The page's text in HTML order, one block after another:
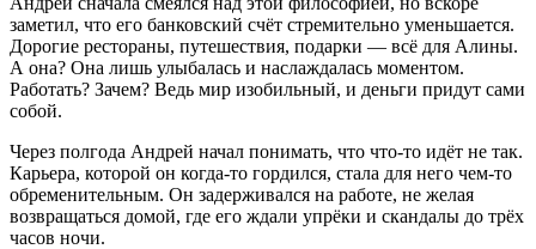
заметил, что его банковский счёт стремительно уменьшается.
Дорогие рестораны, путешествия, подарки — всё для Алины.
А она? Она лишь улыбалась и наслаждалась моментом.
Работать? Зачем? Ведь мир изобильный, и деньги придут сами
собой.
Через полгода Андрей начал понимать, что что-то идёт не так.
Карьера, которой он когда-то гордился, стала для него чем-то
обременительным. Он задерживался на работе, не желая
возвращаться домой, где его ждали упрёки и скандалы до трёх
часов ночи.